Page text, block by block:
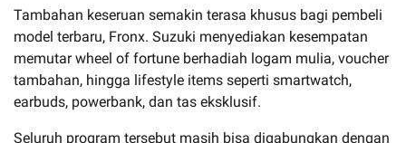
Tambahan keseruan semakin terasa khusus bagi pembeli
model terbaru, Fronx. Suzuki menyediakan kesempatan
memutar wheel of fortune berhadiah logam mulia, voucher
tambahan, hingga lifestyle items seperti smartwatch,
earbuds, powerbank, dan tas eksklusif.
Seluruh program tersebut masih bisa digabungkan dengan